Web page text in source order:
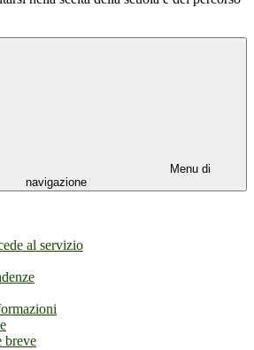
Menu di
navigazione
al servizio
breve